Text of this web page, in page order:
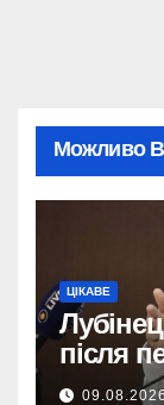
Можливо
ЦІКАВЕ
після
09.08.2026